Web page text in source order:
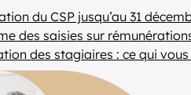
du CSP jusqu’au 31
des saisies sur
des stagiaires : ce qui